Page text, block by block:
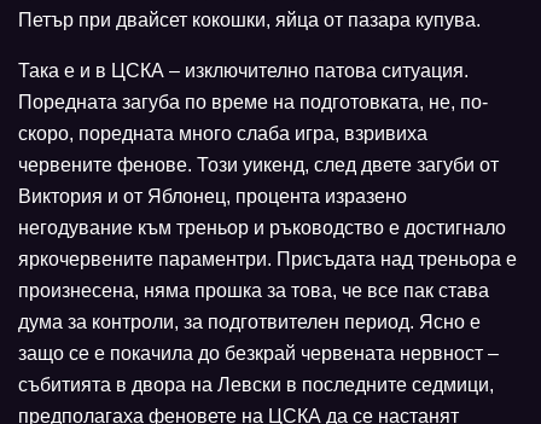
Петър при двайсет кокошки, яйца от пазара купува.
Така е и в ЦСКА – изключително патова ситуация.
Поредната загуба по време на подготовката, не, по-
скоро, поредната много слаба игра, взривиха
червените фенове. Този уикенд, след двете загуби от
Виктория и от Яблонец, процента изразено
негодувание към треньор и ръководство е достигнало
яркочервените параментри. Присъдата над треньора е
произнесена, няма прошка за това, че все пак става
дума за контроли, за подготвителен период. Ясно е
защо се е покачила до безкрай червената нервност –
събитията в двора на Левски в последните седмици,
предполагаха феновете на ЦСКА да се настанят